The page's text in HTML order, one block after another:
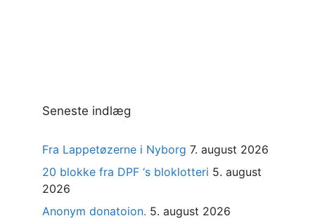
Seneste indlæg
Fra Lappetøzerne i Nyborg 7. august 2026
20 blokke fra DPF ‘s bloklotteri 5. august
2026
Anonym donatoion. 5. august 2026